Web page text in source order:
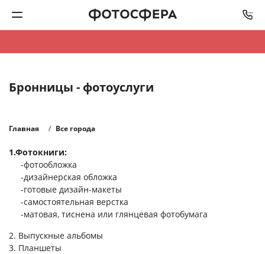
Фотокниги
Интерьерная печать
Фотоподарки
Багетная мастерская
Полиграфия
Бронницы - фотоуслуги
Главная Все города
1.Фотокниги:
-фотообложка
-дизайнерская обложка
-готовые дизайн-макеты
-самостоятельная верстка
-матовая, тиснена или глянцевая фотобумага
2. Выпускные альбомы
3. Планшеты